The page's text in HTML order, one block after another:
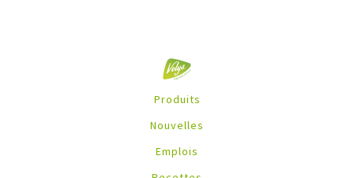
Produits
Nouvelles
Emplois